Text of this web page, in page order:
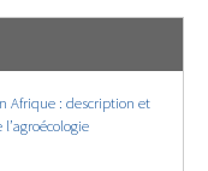
Afrique : description et